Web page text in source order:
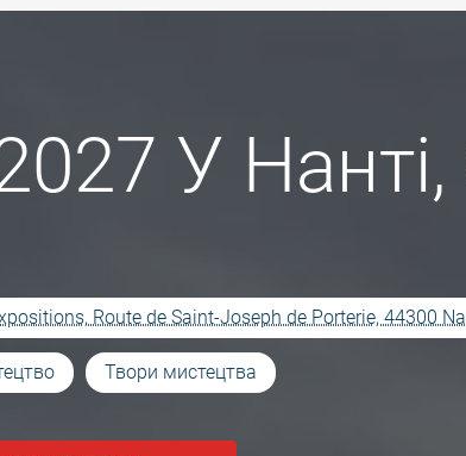
У Нанті,
Route de Saint-Joseph de Porterie, 44300
Твори мистецтва